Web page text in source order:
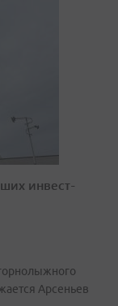
инвест-
Арсеньев